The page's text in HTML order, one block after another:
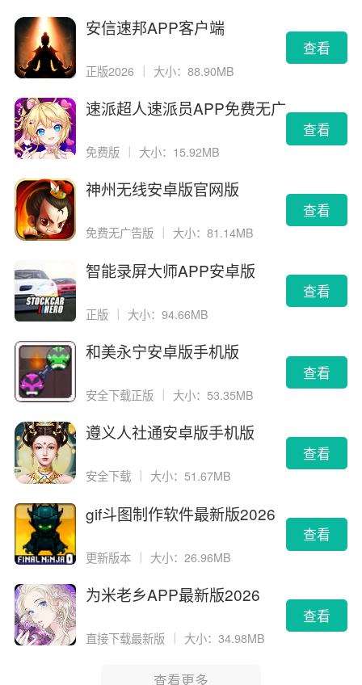
安信速邦APP客户端
正版2026 ｜ 大小：88.90MB
查看
速派超人速派员APP免费无广
免费版 大小：15.92MB
查看
神州无线安卓版官网版
免费无广告版 大小：81.14MB
查看
智能录屏大师APP安卓版
正版 ｜ 大小：94.66MB
查看
和美永宁安卓版手机版
安全下载正版 大小：53.35MB
查看
遵义人社通安卓版手机版
安全下载 大小：51.67MB
查看
gif斗图制作软件最新版2026
更新版本 ｜ 大小：26.96MB
查看
为米老乡APP最新版2026
直接下载最新版 大小：34.98MB
查看
查看更多